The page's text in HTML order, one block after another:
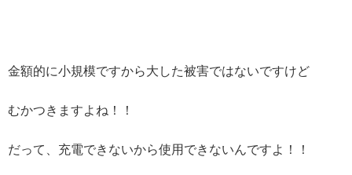
金額的に小規模ですから大した被害ではないですけど
むかつきますよね！！
だって、充電できないから使用できないんですよ！！